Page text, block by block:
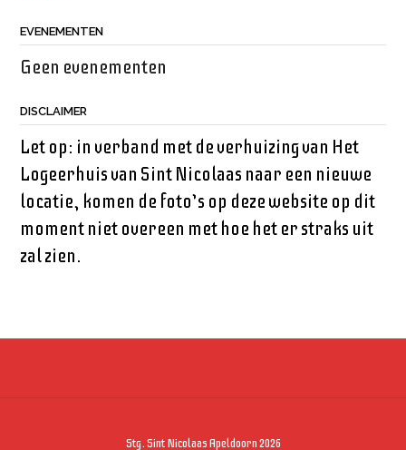
EVENEMENTEN
Geen evenementen
DISCLAIMER
Let op: in verband met de verhuizing van Het
Logeerhuis van Sint Nicolaas naar een nieuwe
locatie, komen de foto’s op deze website op dit
moment niet overeen met hoe het er straks uit
zal zien.
Stg. Sint Nicolaas Apeldoorn 2026